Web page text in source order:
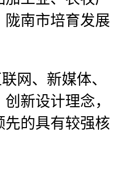
南市培育发展
网、新媒体、
新设计理念，
的具有较强核